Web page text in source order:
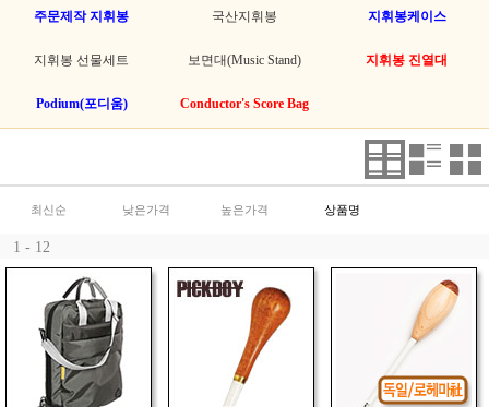
주문제작 지휘봉 국산지휘봉 지휘봉케이스
지휘봉 선물세트 보면대(Music Stand) 지휘봉 진열대
Podium(포디움) Conductor's Score Bag
최신순 낮은가격 높은가격 상품명
1 - 12